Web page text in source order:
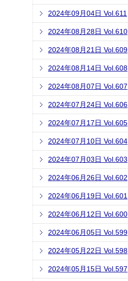
2024年09月04日 Vol.611
2024年08月28日 Vol.610
2024年08月21日 Vol.609
2024年08月14日 Vol.608
2024年08月07日 Vol.607
2024年07月24日 Vol.606
2024年07月17日 Vol.605
2024年07月10日 Vol.604
2024年07月03日 Vol.603
2024年06月26日 Vol.602
2024年06月19日 Vol.601
2024年06月12日 Vol.600
2024年06月05日 Vol.599
2024年05月22日 Vol.598
2024年05月15日 Vol.597